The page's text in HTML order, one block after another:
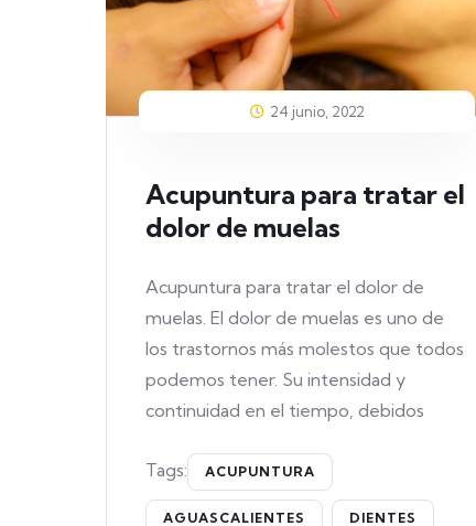
24 junio, 2022
Acupuntura para tratar el
dolor de muelas
Acupuntura para tratar el dolor de
muelas. El dolor de muelas es uno de
los trastornos más molestos que todos
podemos tener. Su intensidad y
continuidad en el tiempo, debidos
Tags: ACUPUNTURA
AGUASCALIENTES DIENTES